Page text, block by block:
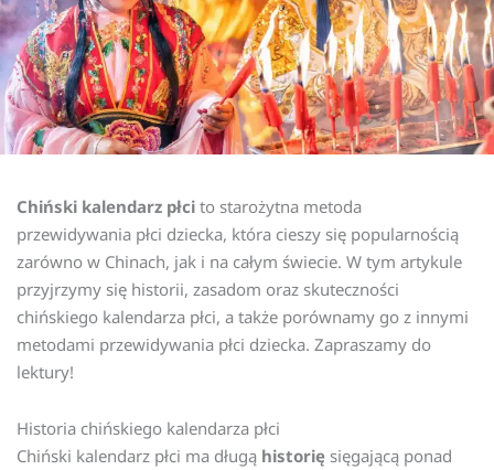
Chiński kalendarz płci to starożytna metoda
przewidywania płci dziecka, która cieszy się popularnością
zarówno w Chinach, jak i na całym świecie. W tym artykule
przyjrzymy się historii, zasadom oraz skuteczności
chińskiego kalendarza płci, a także porównamy go z innymi
metodami przewidywania płci dziecka. Zapraszamy do
lektury!
Historia chińskiego kalendarza płci
Chiński kalendarz płci ma długą historię sięgającą ponad